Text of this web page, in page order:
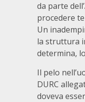
da parte
procedere
Un
la struttura
determina,
Il pelo
DURC
doveva